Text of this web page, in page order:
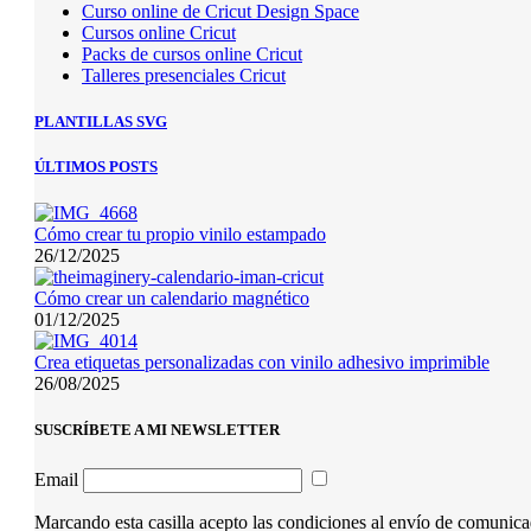
Curso online de Cricut Design Space
Cursos online Cricut
Packs de cursos online Cricut
Talleres presenciales Cricut
PLANTILLAS SVG
ÚLTIMOS POSTS
Cómo crear tu propio vinilo estampado
26/12/2025
Cómo crear un calendario magnético
01/12/2025
Crea etiquetas personalizadas con vinilo adhesivo imprimible
26/08/2025
SUSCRÍBETE A MI NEWSLETTER
Email
Marcando esta casilla acepto las condiciones al envío de